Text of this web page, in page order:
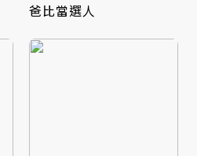
爸比當選人